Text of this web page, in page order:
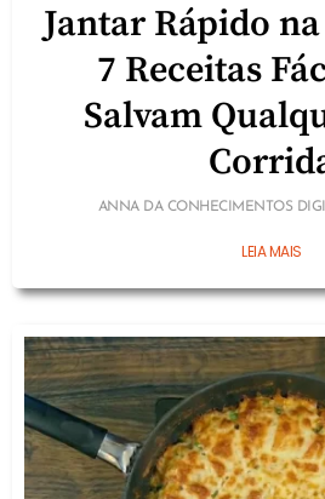
Jantar Rápido
7 Receitas
Salvam
ANNA DA CONHECIMENTOS
LEIA MAIS